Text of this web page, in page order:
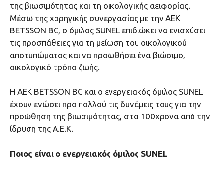
της βιωσιμότητας και τη οικολογικής αειφορίας.
Μέσω της χορηγικής συνεργασίας με την AEK
ΒΕΤSSON BC, ο όμιλος SUNEL επιδιώκει να ενισχύσει
τις προσπάθειες για τη μείωση του οικολογικού
αποτυπώματος και να προωθήσει ένα βιώσιμο,
οικολογικό τρόπο ζωής.
Η ΑΕΚ BETSSON BC και ο ενεργειακός όμιλος SUNEL
έχουν ενώσει προ πολλού τις δυνάμεις τους για την
προώθηση της βιωσιμότητας, στα 100χρονα από την
ίδρυση της Α.Ε.Κ.
Ποιος είναι ο ενεργειακός όμιλος SUNEL